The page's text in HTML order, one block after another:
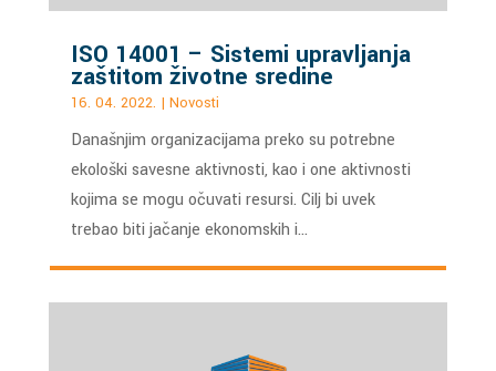
ISO 14001 – Sistemi upravljanja
zaštitom životne sredine
16. 04. 2022. | Novosti
Današnjim organizacijama preko su potrebne
ekološki savesne aktivnosti, kao i one aktivnosti
kojima se mogu očuvati resursi. Cilj bi uvek
trebao biti jačanje ekonomskih i…